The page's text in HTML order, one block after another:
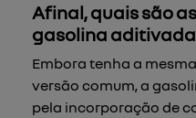
Afinal, quais são
gasolina
Embora tenha a
versão comum, a
pela incorporação de